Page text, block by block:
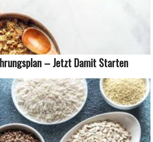
– Jetzt Damit Starten